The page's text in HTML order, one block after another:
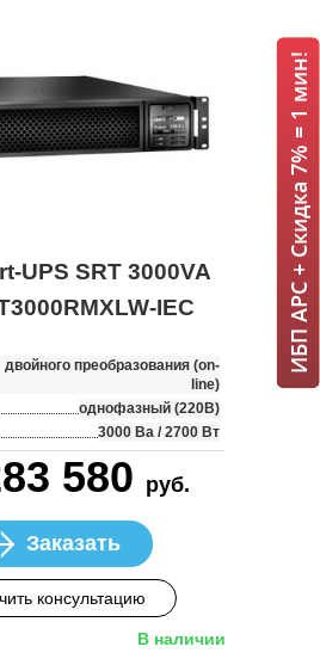
UPS SRT 3000VA
IEC
двойного преобразования (on-
line)
однофазный (220В)
3000 Ва / 2700 Вт
580 руб.
Заказать
консультацию
В наличии
ИБП APC + Скидка 7% = 1 мин!